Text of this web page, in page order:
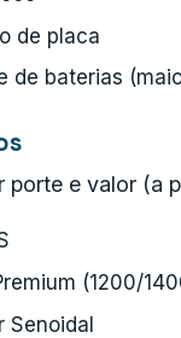
de placa
de baterias
e valor (a
(1200/
Senoidal